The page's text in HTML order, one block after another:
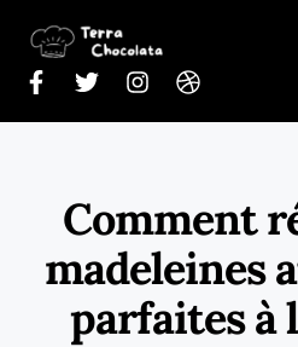
Comment
madeleines
parfaites à